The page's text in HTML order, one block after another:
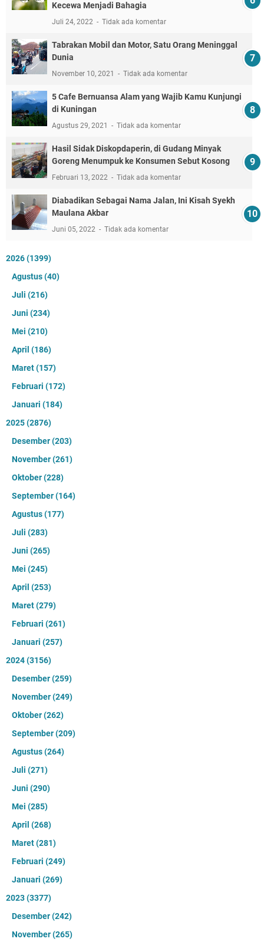
Kecewa Menjadi Bahagia
Juli 24, 2022 Tidak ada komentar
Tabrakan Mobil dan Motor, Satu Orang Meninggal
Dunia
November 10, 2021 Tidak ada komentar
5 Cafe Bernuansa Alam yang Wajib Kamu Kunjungi
di Kuningan
Agustus 29, 2021 Tidak ada komentar
Hasil Sidak Diskopdaperin, di Gudang Minyak
Goreng Menumpuk ke Konsumen Sebut Kosong
Februari 13, 2022 Tidak ada komentar
Diabadikan Sebagai Nama Jalan, Ini Kisah Syekh
Maulana Akbar
Juni 05, 2022 Tidak ada komentar
2026(1399)
Agustus(40)
Juli (216)
Juni (234)
Mei (210)
April (186)
Maret(157)
Februari (172)
Januari (184)
2025(2876)
Desember(203)
November(261)
Oktober(228)
September(164)
Agustus(177)
Juli (283)
Juni (265)
Mei (245)
April (253)
Maret(279)
Februari (261)
Januari (257)
2024(3156)
Desember(259)
November(249)
Oktober(262)
September(209)
Agustus(264)
Juli (271)
Juni (290)
Mei (285)
April (268)
Maret(281)
Februari (249)
Januari (269)
2023(3377)
Desember(242)
November(265)